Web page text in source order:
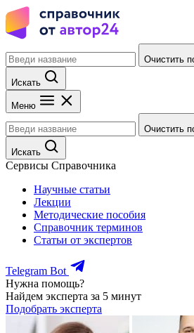
Очистить
Искать
Меню
Очистить
Искать
Сервисы Справочника
Научные статьи
Лекции
Методические пособия
Справочник терминов
Статьи от экспертов
Telegram Bot
Нужна помощь?
Найдем эксперта за 5 минут
Подобрать эксперта